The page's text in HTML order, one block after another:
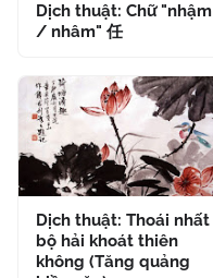
Dịch thuật: Chữ "nhậm
/ nhâm" 任
Dịch thuật: Thoái nhất
bộ hải khoát thiên
không (Tăng quảng